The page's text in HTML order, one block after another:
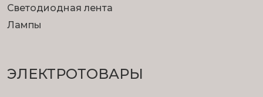
Светодиодная лента
Лампы
ЭЛЕКТРОТОВАРЫ